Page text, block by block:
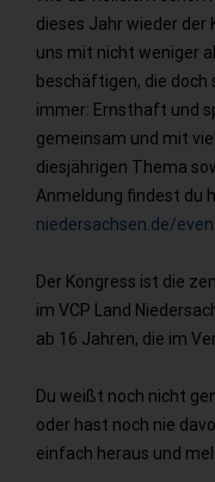
dieses Jahr wieder der
uns mit nicht weniger
beschäftigen, die doch
immer: Ernsthaft und
gemeinsam und mit
diesjährigen Thema
Anmeldung findest du
niedersachsen.de/
Der Kongress ist die
im VCP Land
ab 16 Jahren, die im
Du weißt noch nicht
oder hast noch nie
einfach heraus und